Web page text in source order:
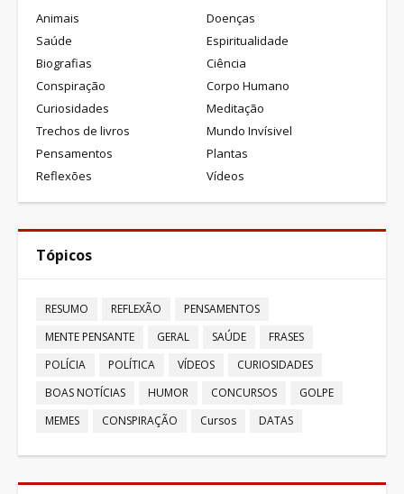
Animais
Doenças
Saúde
Espiritualidade
Biografias
Ciência
Conspiração
Corpo Humano
Curiosidades
Meditação
Trechos de livros
Mundo Invísivel
Pensamentos
Plantas
Reflexões
Vídeos
Tópicos
RESUMO REFLEXÃO
PENSAMENTOS
MENTE PENSANTE
GERAL SAÚDE
FRASES
POLÍCIA
POLÍTICA VÍDEOS
CURIOSIDADES
BOAS NOTÍCIAS
HUMOR CONCURSOS
GOLPE
MEMES
CONSPIRAÇÃO Cursos DATAS